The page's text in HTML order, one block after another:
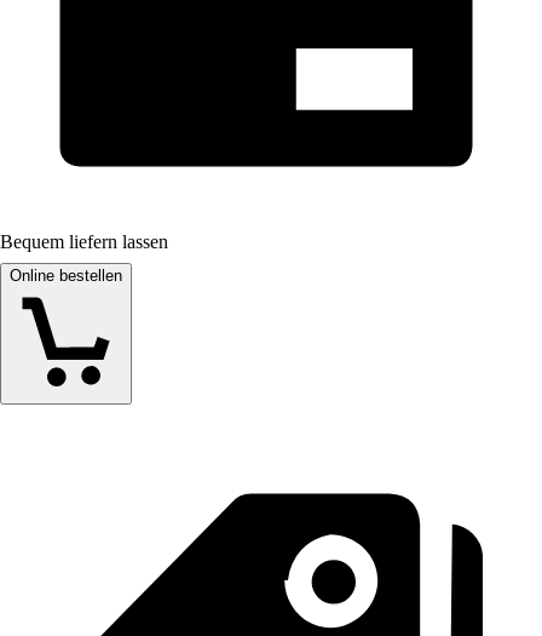
Bequem liefern lassen
Online bestellen